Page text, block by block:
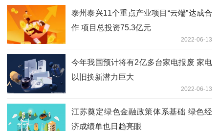
泰州泰兴11个重点产业项目“云端”达成合
作 项目总投资75.3亿元
2022-06-13
今年我国预计将有2亿多台家电报废 家电
以旧换新潜力巨大
2022-06-13
江苏奠定绿色金融政策体系基础 绿色经
济成绩单也日趋亮眼